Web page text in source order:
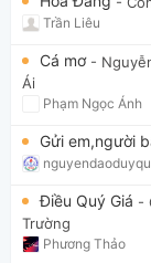
Trần Liêu
Cá mơ -
Ái
Phạm Ngọc Ánh
Gửi em,người
Điều Quý Giá -
Trường
Phương Thảo